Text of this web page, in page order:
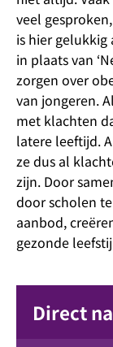
veel
is hier gelukkig
in plaats van
zorgen over
van jongeren.
met klachten
latere leeftijd.
ze dus al
zijn. Door
door scholen
aanbod,
gezonde
Direct